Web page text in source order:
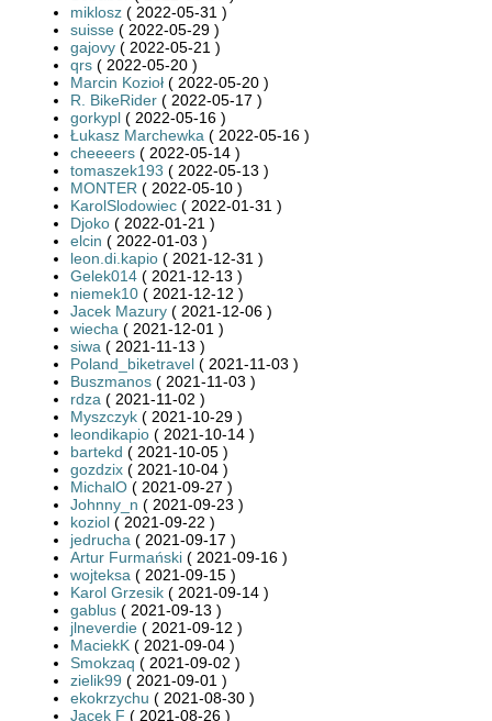
miklosz ( 2022-05-31 )
suisse ( 2022-05-29 )
gajovy ( 2022-05-21 )
qrs ( 2022-05-20 )
Marcin Kozioł ( 2022-05-20 )
R. BikeRider ( 2022-05-17 )
gorkypl ( 2022-05-16 )
Łukasz Marchewka ( 2022-05-16 )
cheeeers ( 2022-05-14 )
tomaszek193 ( 2022-05-13 )
MONTER ( 2022-05-10 )
KarolSlodowiec ( 2022-01-31 )
Djoko ( 2022-01-21 )
elcin ( 2022-01-03 )
leon.di.kapio ( 2021-12-31 )
Gelek014 ( 2021-12-13 )
niemek10 ( 2021-12-12 )
Jacek Mazury ( 2021-12-06 )
wiecha ( 2021-12-01 )
siwa ( 2021-11-13 )
Poland_biketravel ( 2021-11-03 )
Buszmanos ( 2021-11-03 )
rdza ( 2021-11-02 )
Myszczyk ( 2021-10-29 )
leondikapio ( 2021-10-14 )
bartekd ( 2021-10-05 )
gozdzix ( 2021-10-04 )
MichalO ( 2021-09-27 )
Johnny_n ( 2021-09-23 )
koziol ( 2021-09-22 )
jedrucha ( 2021-09-17 )
Artur Furmański ( 2021-09-16 )
wojteksa ( 2021-09-15 )
Karol Grzesik ( 2021-09-14 )
gablus ( 2021-09-13 )
jlneverdie ( 2021-09-12 )
MaciekK ( 2021-09-04 )
Smokzaq ( 2021-09-02 )
zielik99 ( 2021-09-01 )
ekokrzychu ( 2021-08-30 )
Jacek F ( 2021-08-26 )